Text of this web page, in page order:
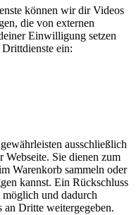
können wir dir Videos
die von externen
Einwilligung setzen
ein:
ausschließlich
Webseite. Sie dienen zum
Warenkorb sammeln oder
kannst. Ein Rückschluss
und dadurch
an Dritte weitergegeben.